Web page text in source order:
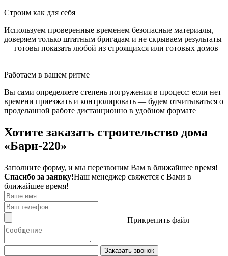
Строим как для себя
Используем проверенные временем безопасные материалы,
доверяем только штатным бригадам и не скрываем результаты
— готовы показать любой из строящихся или готовых домов
Работаем в вашем ритме
Вы сами определяете степень погружения в процесс: если нет
времени приезжать и контролировать — будем отчитываться о
проделанной работе дистанционно в удобном формате
Хотите заказать строительство дома
«Барн-220»
Заполните форму, и мы перезвоним Вам в ближайшее время!
Спасибо за заявку!Наш менеджер свяжется с Вами в
ближайшее время!
Прикрепить файл
Заказать звонок